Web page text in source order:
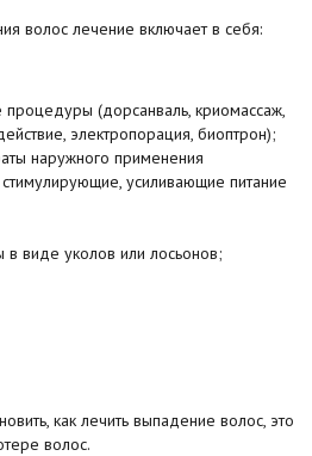
волос лечение включает в себя:
процедуры (дорсанваль, криомассаж,
электропорация, биоптрон);
наружного применения
усиливающие питание
виде уколов или лосьонов;
как лечить выпадение волос, это
волос.